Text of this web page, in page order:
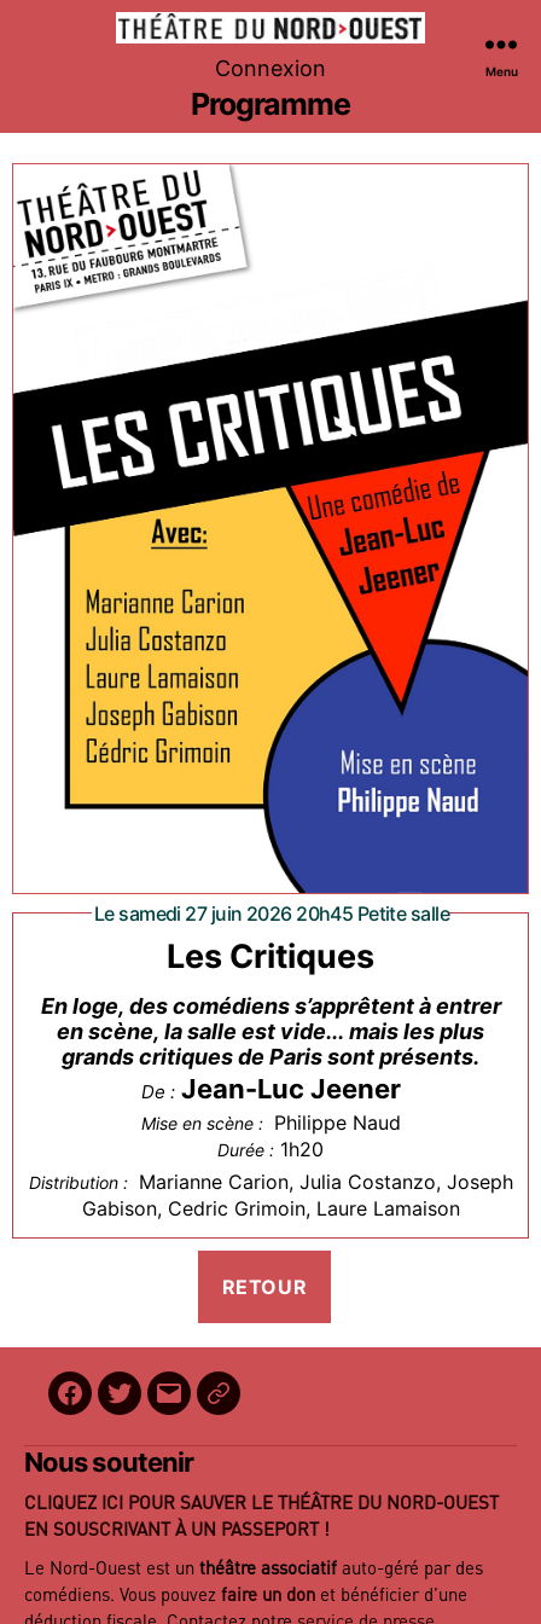
Théâtre
du
Nord-
Ouest
Connexion Menu
Programme
Le samedi 27 juin 2026 20h45 Petite salle
Les Critiques
En loge, des comédiens s’apprêtent à entrer
en scène, la salle est vide... mais les plus
grands critiques de Paris sont présents.
De : Jean-Luc Jeener
Mise en scène : Philippe Naud
Durée : 1h20
Distribution : Marianne Carion, Julia Costanzo, Joseph
Gabison, Cedric Grimoin, Laure Lamaison
Facebook
Twitter
E-
mail
BilletReduc
Nous soutenir
CLIQUEZ ICI POUR SAUVER LE THÉÂTRE DU NORD-OUEST
EN SOUSCRIVANT À UN PASSEPORT !
Le Nord-Ouest est un théâtre associatif auto-géré par des
comédiens. Vous pouvez faire un don et bénéficier d’une